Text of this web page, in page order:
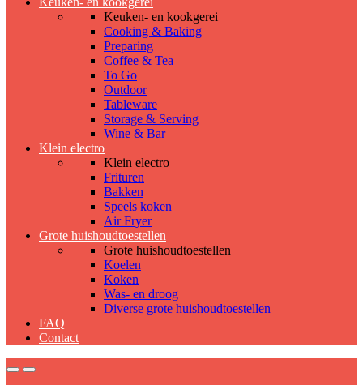
Keuken- en kookgerei
Cooking & Baking
Preparing
Coffee & Tea
To Go
Outdoor
Tableware
Storage & Serving
Wine & Bar
Klein electro
Klein electro
Frituren
Bakken
Speels koken
Air Fryer
Grote huishoudtoestellen
Grote huishoudtoestellen
Koelen
Koken
Was- en droog
Diverse grote huishoudtoestellen
FAQ
Contact